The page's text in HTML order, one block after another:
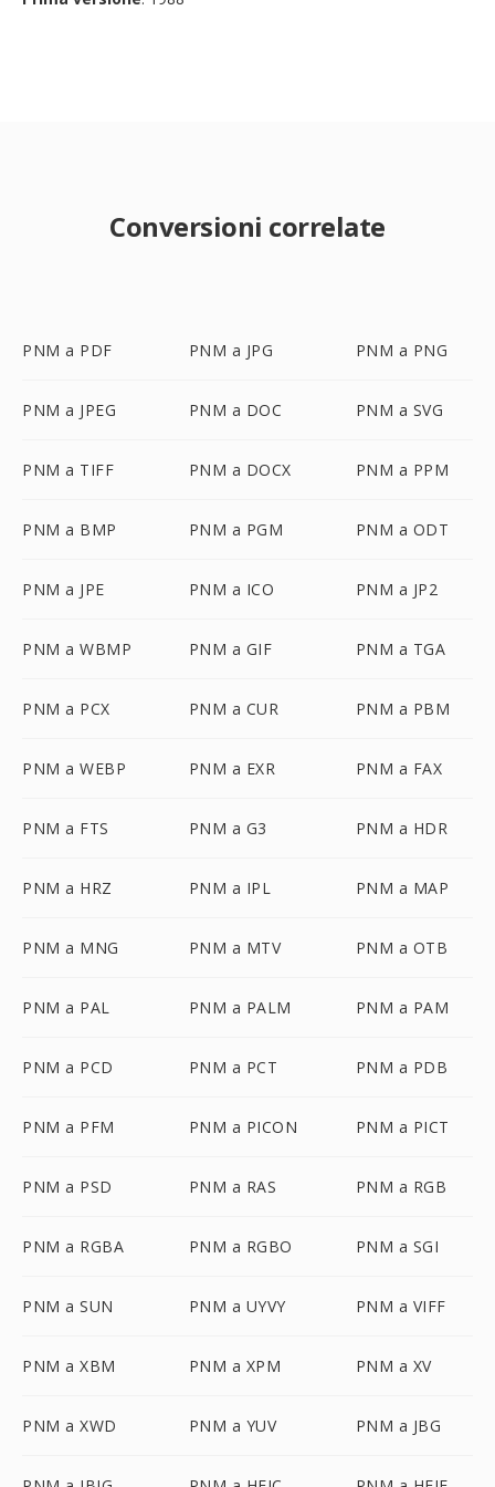
Conversioni correlate
PNM a PDF PNM a JPG PNM a PNG
PNM a JPEG PNM a DOC PNM a SVG
PNM a TIFF PNM a DOCX PNM a PPM
PNM a BMP PNM a PGM PNM a ODT
PNM a JPE PNM a ICO PNM a JP2
PNM a WBMP PNM a GIF PNM a TGA
PNM a PCX PNM a CUR PNM a PBM
PNM a WEBP PNM a EXR PNM a FAX
PNM a FTS PNM a G3 PNM a HDR
PNM a HRZ PNM a IPL PNM a MAP
PNM a MNG PNM a MTV PNM a OTB
PNM a PAL PNM a PALM PNM a PAM
PNM a PCD PNM a PCT PNM a PDB
PNM a PFM PNM a PICON PNM a PICT
PNM a PSD PNM a RAS PNM a RGB
PNM a RGBA PNM a RGBO PNM a SGI
PNM a SUN PNM a UYVY PNM a VIFF
PNM a XBM PNM a XPM PNM a XV
PNM a XWD PNM a YUV PNM a JBG